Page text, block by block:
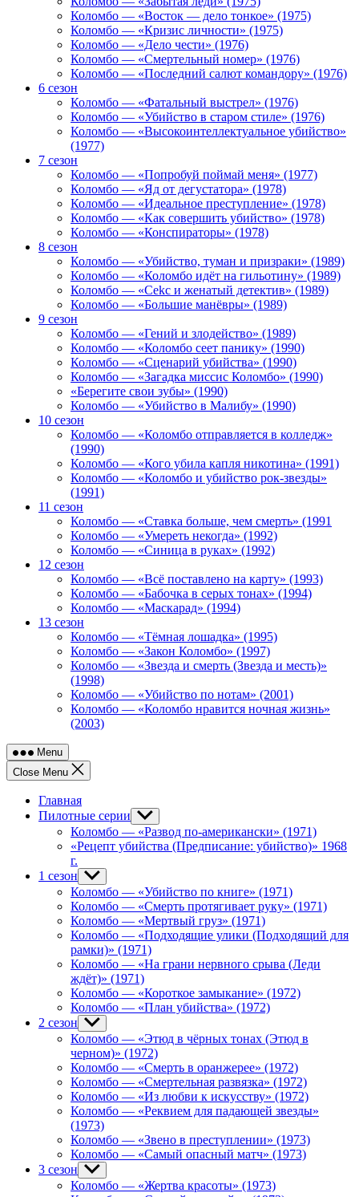
Коломбо — «Восток — дело тонкое» (1975)
Коломбо — «Кризис личности» (1975)
Коломбо — «Дело чести» (1976)
Коломбо — «Смертельный номер» (1976)
Коломбо — «Последний салют командору» (1976)
6 сезон
Коломбо — «Фатальный выстрел» (1976)
Коломбо — «Убийство в старом стиле» (1976)
Коломбо — «Высокоинтеллектуальное убийство»
(1977)
7 сезон
Коломбо — «Попробуй поймай меня» (1977)
Коломбо — «Яд от дегустатора» (1978)
Коломбо — «Идеальное преступление» (1978)
Коломбо — «Как совершить убийство» (1978)
Коломбо — «Конспираторы» (1978)
8 сезон
Коломбо — «Убийство, туман и призраки» (1989)
Коломбо — «Коломбо идёт на гильотину» (1989)
Коломбо — «Cekc и женатый детектив» (1989)
Коломбо — «Большие манёвры» (1989)
9 сезон
Коломбо — «Гений и злодейство» (1989)
Коломбо — «Коломбо сеет панику» (1990)
Коломбо — «Сценарий убийства» (1990)
Коломбо — «Загадка миссис Коломбо» (1990)
«Берегите свои зубы» (1990)
Коломбо — «Убийство в Малибу» (1990)
10 сезон
Коломбо — «Коломбо отправляется в колледж»
(1990)
Коломбо — «Кого убила капля никотина» (1991)
Коломбо — «Коломбо и убийство рок-звезды»
(1991)
11 сезон
Коломбо — «Ставка больше, чем смерть» (1991
Коломбо — «Умереть некогда» (1992)
Коломбо — «Синица в руках» (1992)
12 сезон
Коломбо — «Всё поставлено на карту» (1993)
Коломбо — «Бабочка в серых тонах» (1994)
Коломбо — «Маскарад» (1994)
13 сезон
Коломбо — «Тёмная лошадка» (1995)
Коломбо — «Закон Коломбо» (1997)
Коломбо — «Звезда и смерть (Звезда и месть)»
(1998)
Коломбо — «Убийство по нотам» (2001)
Коломбо — «Коломбо нравится ночная жизнь»
(2003)
Menu
Close Menu
Главная
Пилотные серии Show
sub
menu
Коломбо — «Развод по-американски» (1971)
«Рецепт убийства (Предписание: убийство)» 1968
г.
1 сезон Show
sub
menu
Коломбо — «Убийство по книге» (1971)
Коломбо — «Смерть протягивает руку» (1971)
Коломбо — «Мертвый груз» (1971)
Коломбо — «Подходящие улики (Подходящий для
рамки)» (1971)
Коломбо — «На грани нервного срыва (Леди
ждёт)» (1971)
Коломбо — «Короткое замыкание» (1972)
Коломбо — «План убийства» (1972)
2 сезон Show
sub
menu
Коломбо — «Этюд в чёрных тонах (Этюд в
черном)» (1972)
Коломбо — «Смерть в оранжерее» (1972)
Коломбо — «Смертельная развязка» (1972)
Коломбо — «Из любви к искусству» (1972)
Коломбо — «Реквием для падающей звезды»
(1973)
Коломбо — «Звено в преступлении» (1973)
Коломбо — «Самый опасный матч» (1973)
3 сезон Show
sub
menu
Коломбо — «Жертва красоты» (1973)